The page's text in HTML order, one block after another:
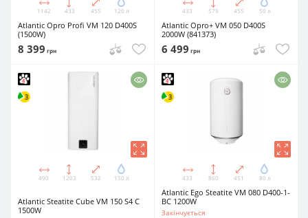
1142 433 455 120 л
Atlantic Opro Profi VM 120 D400S
(1500W)
8 399 грн
433 579 455 50 л
Atlantic Opro+ VM 050 D400S
2000W (841373)
6 499 грн
490 1203 532 150 л
Atlantic Steatite Cube VM 150 S4 C
1500W
433 860 451 80 л
Atlantic Ego Steatite VM 080 D400-1-
BC 1200W
Закінчується